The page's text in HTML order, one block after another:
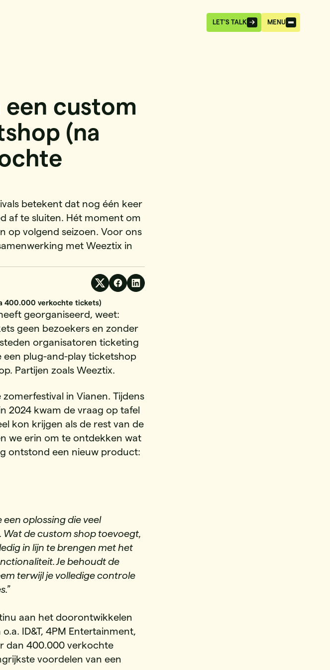
LET'S TALK MENU
een custom
(na
betekent dat nog één keer
af te sluiten. Hét moment om
op volgend seizoen. Voor ons
met Weeztix in
georganiseerd, weet:
geen bezoekers en zonder
organisatoren ticketing
een plug-and-play ticketshop
Partijen zoals Weeztix.
in Vianen. Tijdens
2024 kwam de vraag op tafel
kon krijgen als de rest van de
we erin om te ontdekken wat
ontstond een nieuw product:
oplossing die veel
de custom shop toevoegt,
in lijn te brengen met het
Je behoudt de
terwijl je volledige controle
aan het doorontwikkelen
ID&T, 4PM Entertainment,
dan 400.000 verkochte
voordelen van een